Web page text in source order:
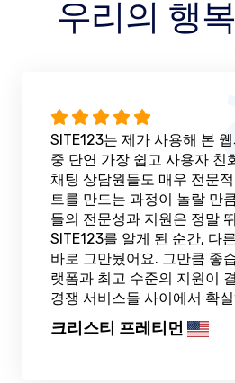
우리의 행
SITE123는 제가 사용해 본
중 단연 가장 쉽고 사용자 친
채팅 상담원들도 매우 전문
트를 만드는 과정이 놀랄 만
들의 전문성과 지원은 정말
SITE123를 알게 된 순간, 다
바로 그만뒀어요. 그만큼 좋
랫폼과 최고 수준의 지원이
경쟁 서비스들 사이에서 확
크리스티 프레티먼